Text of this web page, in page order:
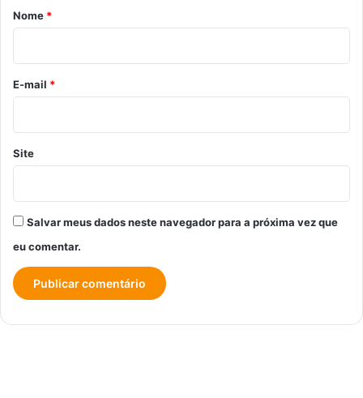
r
o
*
Nome *
E-mail *
Site
Salvar meus dados neste navegador para a próxima vez que
eu comentar.